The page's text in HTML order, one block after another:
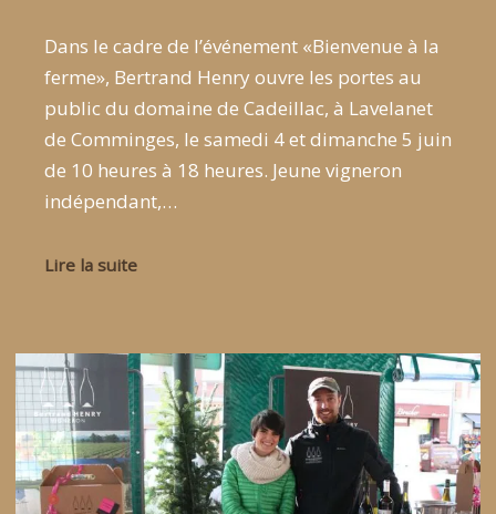
Dans le cadre de l’événement «Bienvenue à la
ferme», Bertrand Henry ouvre les portes au
public du domaine de Cadeillac, à Lavelanet
de Comminges, le samedi 4 et dimanche 5 juin
de 10 heures à 18 heures. Jeune vigneron
indépendant,…
Lire la suite